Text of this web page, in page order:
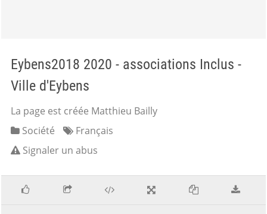
Eybens2018 2020 - associations Inclus -
Ville d'Eybens
La page est créée Matthieu Bailly
Société
Français
Signaler un abus